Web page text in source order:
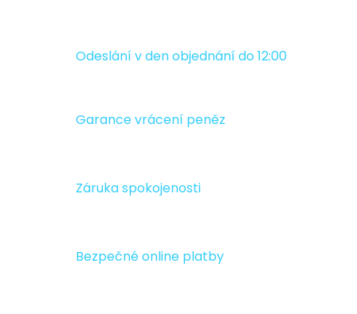
Odeslání v den objednání do 12:00
Garance vrácení peněz
Záruka spokojenosti
Bezpečné online platby